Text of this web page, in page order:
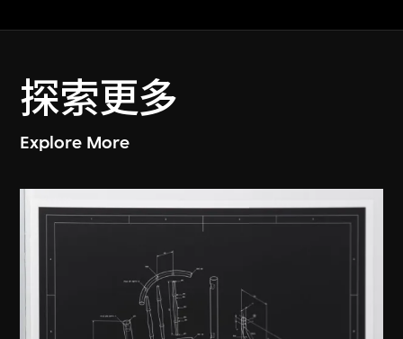
探索更多
Explore More